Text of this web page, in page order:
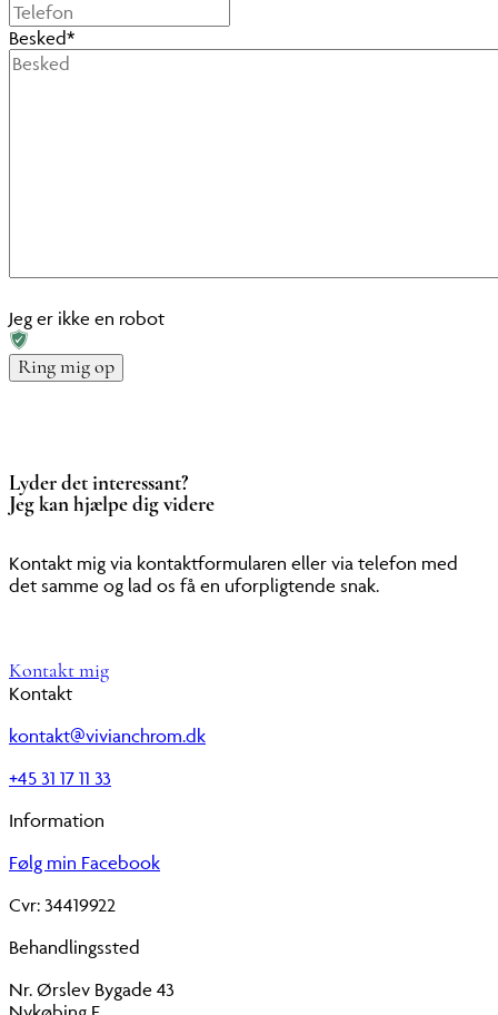
Besked*
Jeg er ikke en robot
Lyder det interessant?
Jeg kan hjælpe dig videre
Kontakt mig via kontaktformularen eller via telefon med
det samme og lad os få en uforpligtende snak.
Kontakt mig
Kontakt
kontakt@vivianchrom.dk
+45 31 17 11 33
Information
Følg min Facebook
Cvr: 34419922
Behandlingssted
Nr. Ørslev Bygade 43